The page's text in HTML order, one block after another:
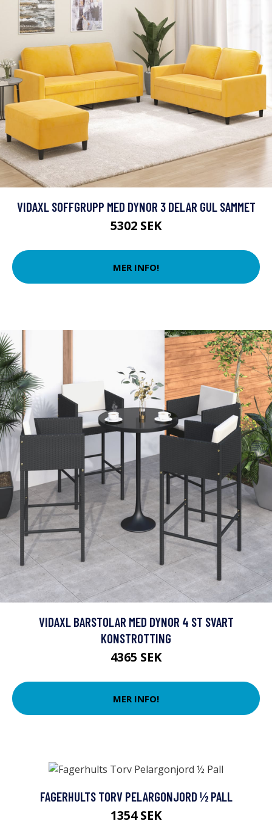
VIDAXL SOFFGRUPP MED DYNOR 3 DELAR GUL SAMMET
5302 SEK
MER INFO!
VIDAXL BARSTOLAR MED DYNOR 4 ST SVART
KONSTROTTING
4365 SEK
MER INFO!
FAGERHULTS TORV PELARGONJORD ½ PALL
1354 SEK